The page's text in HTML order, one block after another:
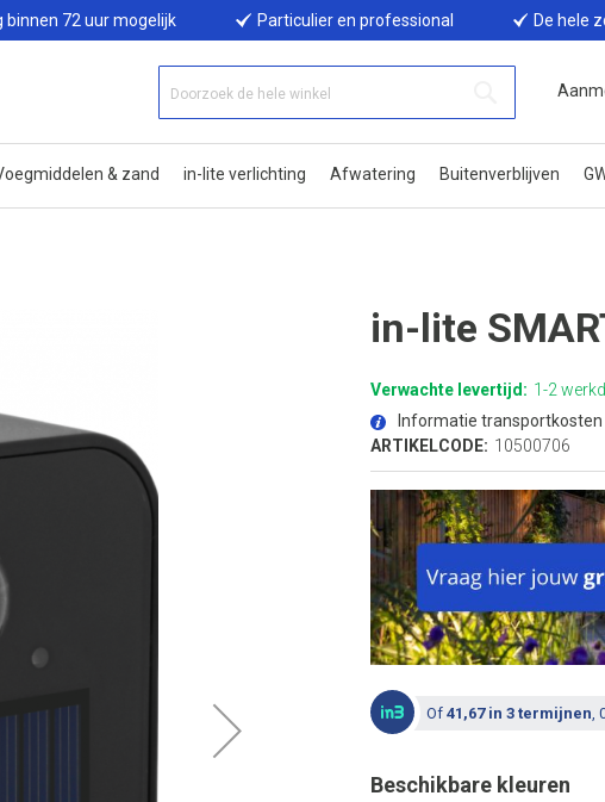
binnen 72 uur mogelijk Particulier en professional De hele
& zand in-lite verlichting Afwatering Buitenverblijven
in-lite
Verwachte levertijd: 1-2
Informatie
ARTIKELCODE: 10500706
Of 41,67 in 3 termijnen
Beschikbare kleuren